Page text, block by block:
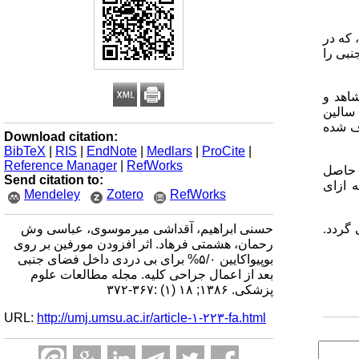
Download citation:
BibTeX
RIS EndNote Medlars ProCite
Reference Manager
RefWorks
Send citation to:
Mendeley
Zotero RefWorks
حسنی ابراهیم، آقداشی میرموسوی، عباسی وش
رحمان، هشمتی فرهاد. اثر افزودن مورفین بر روی
بوپیواکایین ۵/۰% برای بی دردی داخل فضای جنبی
بعد از اعمال جراحی کلیه. مجله مطالعات علوم
پزشکی. ۱۳۸۶; ۱۸ (۱) :۳۶۷-۳۷۲
URL: http://umj.umsu.ac.ir/article-۱-۲۲۳-fa.html
در
را
و
با سالین
شده
حاصل
ازای
بعد از عمل می گردد.